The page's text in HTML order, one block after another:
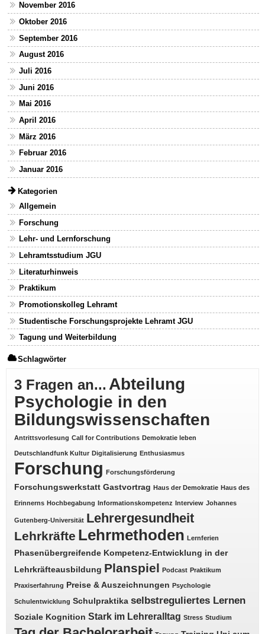
November 2016
Oktober 2016
September 2016
August 2016
Juli 2016
Juni 2016
Mai 2016
April 2016
März 2016
Februar 2016
Januar 2016
Kategorien
Allgemein
Forschung
Lehr- und Lernforschung
Lehramtsstudium JGU
Literaturhinweis
Praktikum
Promotionskolleg Lehramt
Studentische Forschungsprojekte Lehramt JGU
Tagung und Weiterbildung
Schlagwörter
3 Fragen an... Abteilung
Psychologie in den
Bildungswissenschaften
Antrittsvorlesung Call for Contributions Demokratie leben
Deutschlandfunk Kultur Digitalisierung Enthusiasmus
Forschung Forschungsförderung
Forschungswerkstatt Gastvortrag Haus der Demokratie Haus des
Erinnerns Hochbegabung Informationskompetenz Interview Johannes
Gutenberg-Universität Lehrergesundheit
Lehrkräfte Lehrmethoden Lernferien
Phasenübergreifende Kompetenz-Entwicklung in der
Lehrkräfteausbildung Planspiel Podcast Praktikum
Praxiserfahrung Preise & Auszeichnungen Psychologie
Schulentwicklung Schulpraktika selbstreguliertes Lernen
Soziale Kognition Stark im Lehreralltag Stress Studium